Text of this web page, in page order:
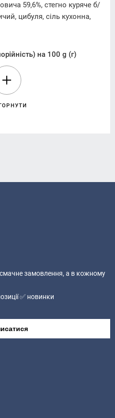
59,6%, стегно куряче б/
цибуля, сіль кухонна,
на 100 g (г)
в 100 g (г) продукту:
замовлення, а в кожному
✅ новинки